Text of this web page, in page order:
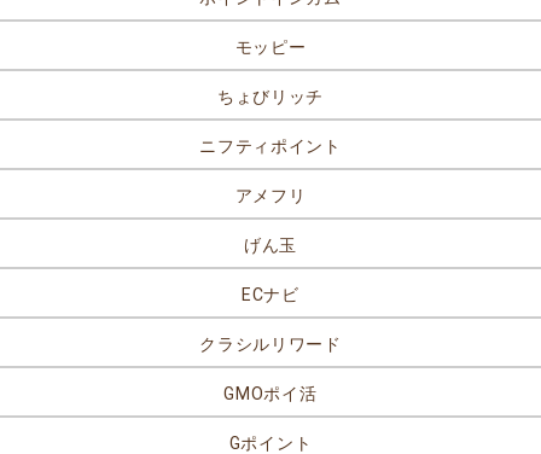
モッピー
ちょびリッチ
ニフティポイント
アメフリ
げん玉
ECナビ
クラシルリワード
GMOポイ活
Gポイント